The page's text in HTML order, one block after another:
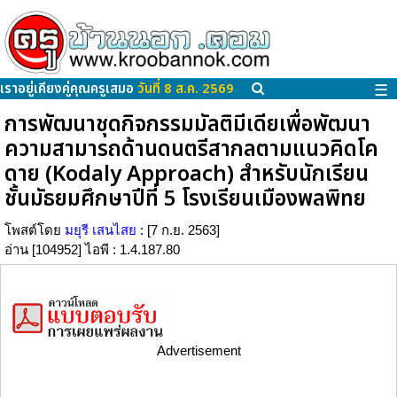
เราอยู่เคียงคู่คุณครูเสมอ วันที่ 8 ส.ค. 2569 ☰
การพัฒนาชุดกิจกรรมมัลติมีเดียเพื่อพัฒนา
ความสามารถด้านดนตรีสากลตามแนวคิดโค
ดาย (Kodaly Approach) สำหรับนักเรียน
ชั้นมัธยมศึกษาปีที่ 5 โรงเรียนเมืองพลพิทย
โพสต์โดย มยุรี เสนไสย : [7 ก.ย. 2563]
อ่าน [104952] ไอพี : 1.4.187.80
Advertisement